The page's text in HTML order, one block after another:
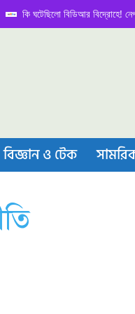
ঘটেছিলো বিডিআর বিদ্রোহে! নেপথ্য
বিজ্ঞান ও টেক